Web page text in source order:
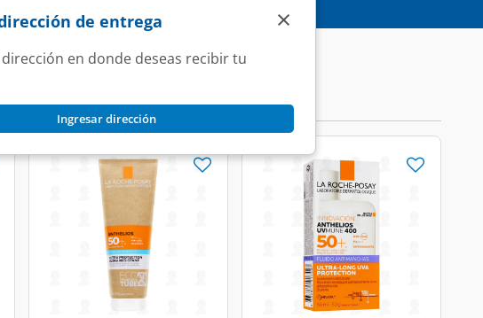
de entrega
en donde deseas recibir tu
Ingresar dirección
×